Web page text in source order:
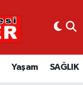
Yaşam SAĞLIK